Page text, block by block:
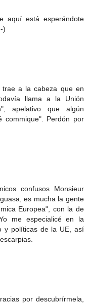
aquí está esperándote
)
trae a la cabeza que en
llama a la Unión
apelativo que algún
commique". Perdón por
confusos Monsieur
es mucha la gente
Europea", con la de
me especialicé en la
y políticas de la UE, así
por descubrírmela,